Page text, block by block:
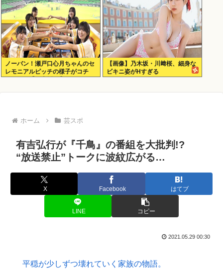
ノーバン！瀬戸口心月ちゃんのセ
レモニアルピッチの様子がコチ
【画像】乃木坂・川﨑桜、細身な
ビキニ姿がHすぎる
ホーム 芸スポ
有吉弘行が『千鳥』の番組を大批判!?
“放送禁止”トークに波紋広がる…
X Facebook はてブ
LINE コピー
2021.05.29 00:30
平穏が少しずつ壊れていく家族の物語。